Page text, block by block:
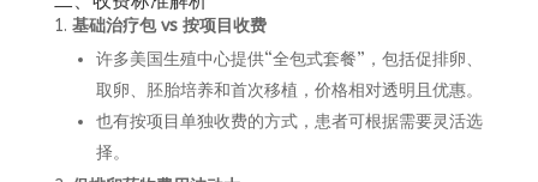
基础治疗包 vs 按项目收费
许多美国生殖中心提供“全包式套餐”，包括促排卵、
取卵、胚胎培养和首次移植，价格相对透明且优惠。
也有按项目单独收费的方式，患者可根据需要灵活选
择。